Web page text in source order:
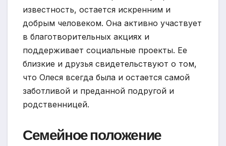
известность, остается искренним и
добрым человеком. Она активно участвует
в благотворительных акциях и
поддерживает социальные проекты. Ее
близкие и друзья свидетельствуют о том,
что Олеся всегда была и остается самой
заботливой и преданной подругой и
родственницей.
Семейное положение